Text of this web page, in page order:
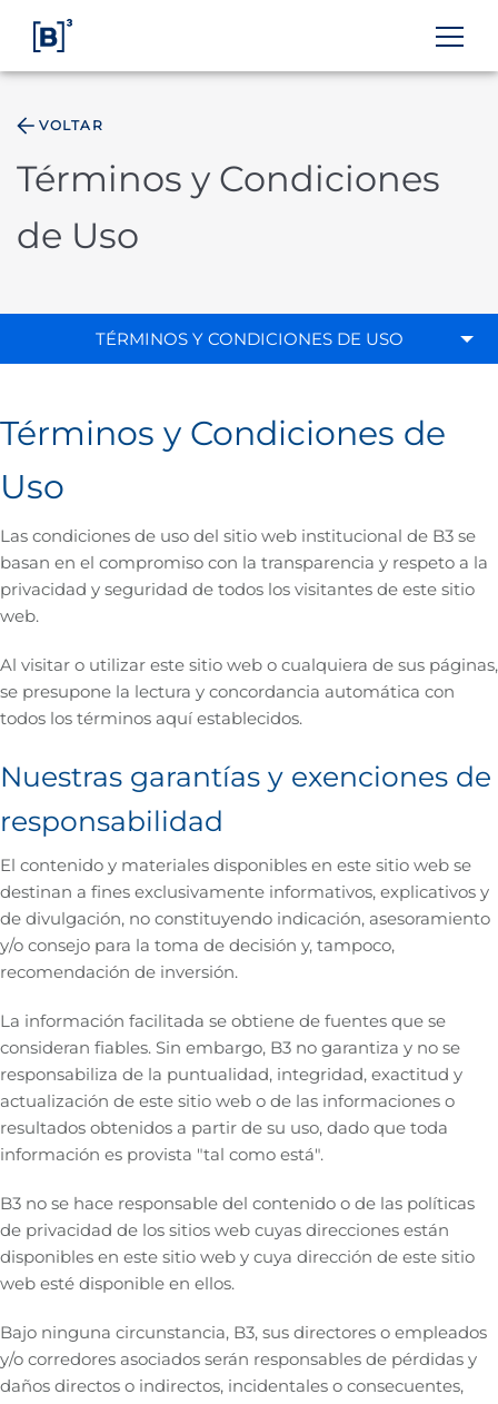
ÁREA DO INVESTIDOR
VOLTAR
Términos y Condiciones
de Uso
TÉRMINOS Y CONDICIONES DE USO
Términos y Condiciones de
Uso
Las condiciones de uso del sitio web institucional de B3 se
basan en el compromiso con la transparencia y respeto a la
privacidad y seguridad de todos los visitantes de este sitio
web.
Al visitar o utilizar este sitio web o cualquiera de sus páginas,
se presupone la lectura y concordancia automática con
todos los términos aquí establecidos.
Nuestras garantías y exenciones de
responsabilidad
El contenido y materiales disponibles en este sitio web se
destinan a fines exclusivamente informativos, explicativos y
de divulgación, no constituyendo indicación, asesoramiento
y/o consejo para la toma de decisión y, tampoco,
recomendación de inversión.
La información facilitada se obtiene de fuentes que se
consideran fiables. Sin embargo, B3 no garantiza y no se
responsabiliza de la puntualidad, integridad, exactitud y
actualización de este sitio web o de las informaciones o
resultados obtenidos a partir de su uso, dado que toda
información es provista "tal como está".
B3 no se hace responsable del contenido o de las políticas
de privacidad de los sitios web cuyas direcciones están
disponibles en este sitio web y cuya dirección de este sitio
web esté disponible en ellos.
Bajo ninguna circunstancia, B3, sus directores o empleados
y/o corredores asociados serán responsables de pérdidas y
daños directos o indirectos, incidentales o consecuentes,